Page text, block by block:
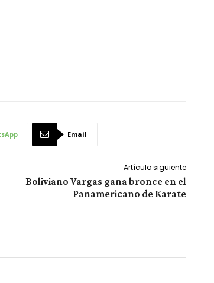
Email
Artículo siguiente
Boliviano Vargas gana bronce en el
Panamericano de Karate